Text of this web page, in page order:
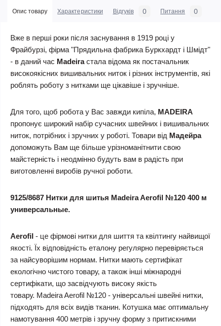
Опис товару Характеристики Відгуків 0 Питання 0
Вже в перші роки після заснування в 1919 році у
Фрайбурзі, фірма "Прядильна фабрика Буркхардт і Шмідт"
- в даний час Madeiraстала відома як постачальник
високоякісних вишивальних ниток і різних інструментів, які
роблять роботу з нитками ще цікавіше і зручніше.
Для того, щоб робота у Вас завжди кипіла, MADEIRA
пропонує широкий набір сучасних швейних і вишивальних
ниток, потрібних і зручних у роботі. Товари від Мадейра
допоможуть Вам ще більше урізноманітнити свою
майстерність і неодмінно будуть вам в радість при
виготовленні виробів ручної роботи.
9125/8687 Нитки для шитья Madeira Aerofil №120 400 м
универсальные.
Aerofil - це фірмові нитки для шиття та квілтингу найвищої
якості. Їх відповідність еталону регулярно перевіряється
за найсуворішим нормам. Нитки мають сертифікат
екологічно чистого товару, а також інші міжнародні
сертифікати, що засвідчують високу якість
товару. Madeira Aerofil №120 - універсальні швейні нитки,
підходять для всіх видів тканин. Котушка має оптимальну
намотування 400 метрів і зручну форму з притискними